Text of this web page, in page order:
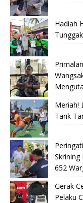
Hadiah
Meriah!
Tarik
Skrining
652
Gerak
Pelaku